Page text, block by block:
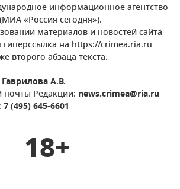
информационное агентство
(МИА «Россия сегодня»).
материалов и новостей сайта
на https://crimea.ria.ru
второго абзаца текста.
Гаврилова А.В.
почты Редакции: news.crimea@ria.ru
7 (495) 645-6601
18+